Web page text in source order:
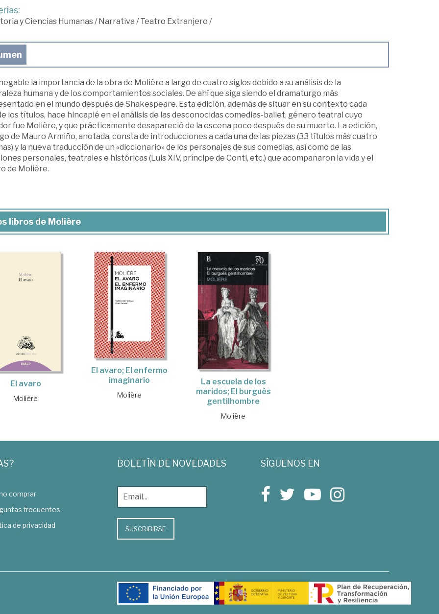
y Ciencias Humanas/Narrativa /Teatro Extranjero /
la importancia de la obra de Molière a largo de cuatro siglos debido a su análisis de la
humana y de los comportamientos sociales. De ahí que siga siendo el dramaturgo más
en el mundo después de Shakespeare. Esta edición, además de situar en su contexto cada
los títulos, hace hincapié en el análisis de las desconocidas comedias-ballet, género teatral cuyo
fue Molière, y que prácticamente desapareció de la escena poco después de su muerte. La edición,
de Mauro Armiño, anotada, consta de introducciones a cada una de las piezas (33 títulos más cuatro
y la nueva traducción de un «diccionario» de los personajes de sus comedias, así como de las
personales, teatrales e históricas (Luis XIV, príncipe de Conti, etc.) que acompañaron la vida y el
de Molière.
libros de Molière
El avaro
Molière
El avaro; El enfermo
imaginario
Molière
La escuela de los
maridos; El burgués
gentilhombre
Molière
comprar
frecuentes
de privacidad
BOLETÍN DE NOVEDADES
SUSCRIBIRSE
SÍGUENOS EN